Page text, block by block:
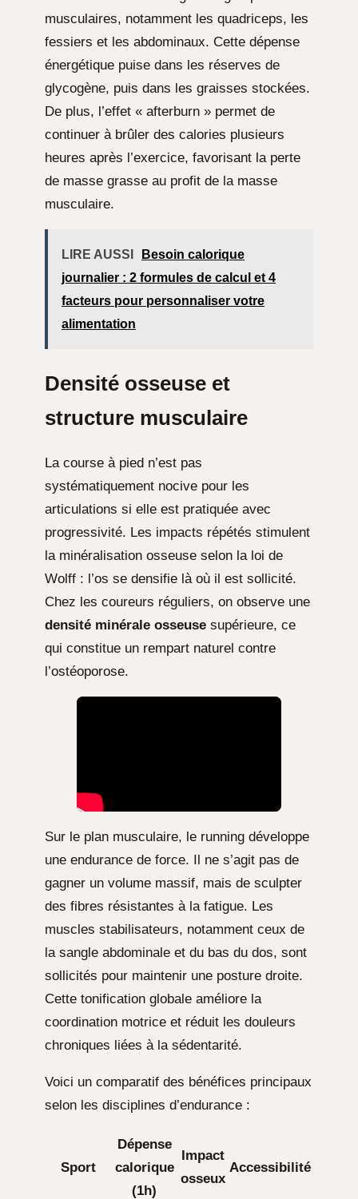
musculaires, notamment les quadriceps, les
fessiers et les abdominaux. Cette dépense
énergétique puise dans les réserves de
glycogène, puis dans les graisses stockées.
De plus, l’effet « afterburn » permet de
continuer à brûler des calories plusieurs
heures après l’exercice, favorisant la perte
de masse grasse au profit de la masse
musculaire.
LIRE AUSSI
Besoin calorique
journalier : 2 formules de calcul et 4
facteurs pour personnaliser votre
alimentation
Densité osseuse et
structure musculaire
La course à pied n’est pas
systématiquement nocive pour les
articulations si elle est pratiquée avec
progressivité. Les impacts répétés stimulent
la minéralisation osseuse selon la loi de
Wolff : l’os se densifie là où il est sollicité.
Chez les coureurs réguliers, on observe une
densité minérale osseuse supérieure, ce
qui constitue un rempart naturel contre
l’ostéoporose.
Sur le plan musculaire, le running développe
une endurance de force. Il ne s’agit pas de
gagner un volume massif, mais de sculpter
des fibres résistantes à la fatigue. Les
muscles stabilisateurs, notamment ceux de
la sangle abdominale et du bas du dos, sont
sollicités pour maintenir une posture droite.
Cette tonification globale améliore la
coordination motrice et réduit les douleurs
chroniques liées à la sédentarité.
Voici un comparatif des bénéfices principaux
selon les disciplines d’endurance :
Sport
Dépense
calorique
(1h)
Impact
osseux
Accessibilité